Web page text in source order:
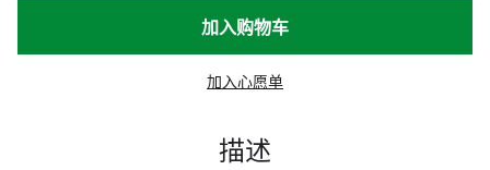
加入购物车
加入心愿单
描述